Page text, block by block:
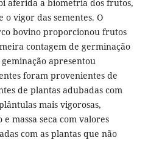
aferida a biometria dos frutos,
o vigor das sementes. O
bovino proporcionou frutos
contagem de germinação
apresentou
foram provenientes de
de plantas adubadas com
mais vigorosas,
massa seca com valores
com as plantas que não